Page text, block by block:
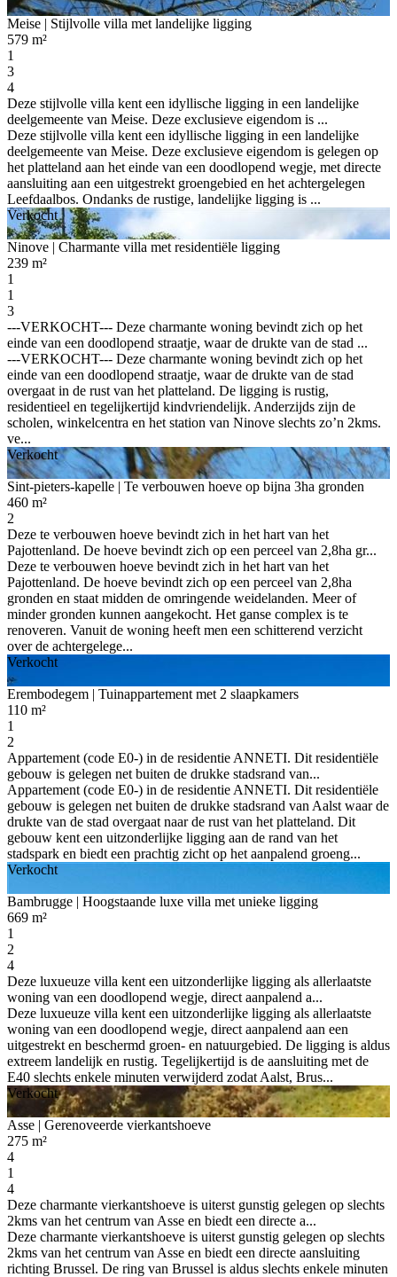
Meise | Stijlvolle villa met landelijke ligging
579 m²
1
3
4
Deze stijlvolle villa kent een idyllische ligging in een landelijke
deelgemeente van Meise. Deze exclusieve eigendom is ...
Deze stijlvolle villa kent een idyllische ligging in een landelijke
deelgemeente van Meise. Deze exclusieve eigendom is gelegen op
het platteland aan het einde van een doodlopend wegje, met directe
aansluiting aan een uitgestrekt groengebied en het achtergelegen
Leefdaalbos. Ondanks de rustige, landelijke ligging is ...
Verkocht
Ninove | Charmante villa met residentiële ligging
239 m²
1
1
3
---VERKOCHT--- Deze charmante woning bevindt zich op het
einde van een doodlopend straatje, waar de drukte van de stad ...
---VERKOCHT--- Deze charmante woning bevindt zich op het
einde van een doodlopend straatje, waar de drukte van de stad
overgaat in de rust van het platteland. De ligging is rustig,
residentieel en tegelijkertijd kindvriendelijk. Anderzijds zijn de
scholen, winkelcentra en het station van Ninove slechts zo’n 2kms.
ve...
Verkocht
Sint-pieters-kapelle | Te verbouwen hoeve op bijna 3ha gronden
460 m²
2
Deze te verbouwen hoeve bevindt zich in het hart van het
Pajottenland. De hoeve bevindt zich op een perceel van 2,8ha gr...
Deze te verbouwen hoeve bevindt zich in het hart van het
Pajottenland. De hoeve bevindt zich op een perceel van 2,8ha
gronden en staat midden de omringende weidelanden. Meer of
minder gronden kunnen aangekocht. Het ganse complex is te
renoveren. Vanuit de woning heeft men een schitterend verzicht
over de achtergelege...
Verkocht
Erembodegem | Tuinappartement met 2 slaapkamers
110 m²
1
2
Appartement (code E0-) in de residentie ANNETI. Dit residentiële
gebouw is gelegen net buiten de drukke stadsrand van...
Appartement (code E0-) in de residentie ANNETI. Dit residentiële
gebouw is gelegen net buiten de drukke stadsrand van Aalst waar de
drukte van de stad overgaat naar de rust van het platteland. Dit
gebouw kent een uitzonderlijke ligging aan de rand van het
stadspark en biedt een prachtig zicht op het aanpalend groeng...
Verkocht
Bambrugge | Hoogstaande luxe villa met unieke ligging
669 m²
1
2
4
Deze luxueuze villa kent een uitzonderlijke ligging als allerlaatste
woning van een doodlopend wegje, direct aanpalend a...
Deze luxueuze villa kent een uitzonderlijke ligging als allerlaatste
woning van een doodlopend wegje, direct aanpalend aan een
uitgestrekt en beschermd groen- en natuurgebied. De ligging is aldus
extreem landelijk en rustig. Tegelijkertijd is de aansluiting met de
E40 slechts enkele minuten verwijderd zodat Aalst, Brus...
Verkocht
Asse | Gerenoveerde vierkantshoeve
275 m²
4
1
4
Deze charmante vierkantshoeve is uiterst gunstig gelegen op slechts
2kms van het centrum van Asse en biedt een directe a...
Deze charmante vierkantshoeve is uiterst gunstig gelegen op slechts
2kms van het centrum van Asse en biedt een directe aansluiting
richting Brussel. De ring van Brussel is aldus slechts enkele minuten